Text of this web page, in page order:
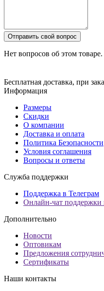
Отправить свой вопрос
Нет вопросов об этом товаре.
Бесплатная доставка, при
Информация
Размеры
Скидки
О компании
Доставка и оплата
Политика Безопасности
Условия соглашения
Вопросы и ответы
Служба поддержки
Поддержка в Телеграм
Онлайн-чат поддержки
Дополнительно
Новости
Оптовикам
Предложения
Сертификаты
Наши контакты